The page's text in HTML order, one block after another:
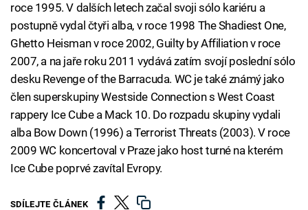
roce 1995. V dalších letech začal svoji sólo kariéru a
postupně vydal čtyři alba, v roce 1998 The Shadiest One,
Ghetto Heisman v roce 2002, Guilty by Affiliation v roce
2007, a na jaře roku 2011 vydává zatím svojí poslední sólo
desku Revenge of the Barracuda. WC je také známý jako
člen superskupiny Westside Connection s West Coast
rappery Ice Cube a Mack 10. Do rozpadu skupiny vydali
alba Bow Down (1996) a Terrorist Threats (2003). V roce
2009 WC koncertoval v Praze jako host turné na kterém
Ice Cube poprvé zavítal Evropy.
SDÍLEJTE ČLÁNEK